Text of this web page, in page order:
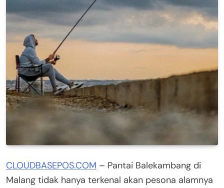
CLOUDBASEPOS.COM – Pantai Balekambang di
Malang tidak hanya terkenal akan pesona alamnya